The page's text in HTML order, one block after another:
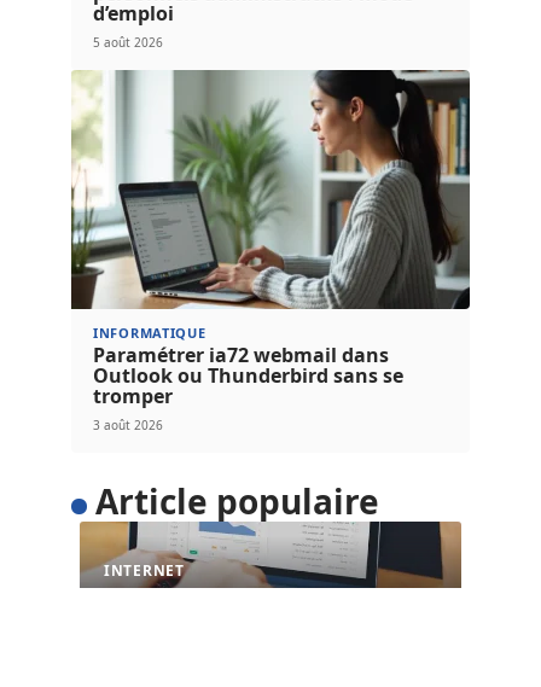
d’emploi
5 août 2026
INFORMATIQUE
Paramétrer ia72 webmail dans
Outlook ou Thunderbird sans se
tromper
3 août 2026
Article populaire
INTERNET